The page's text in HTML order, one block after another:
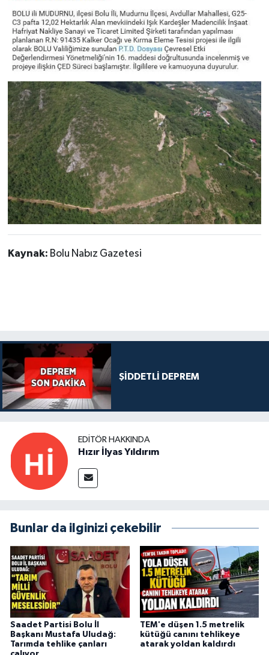
Kaynak: Bolu Nabız Gazetesi
ŞİDDETLİ DEPREM
EDITÖR HAKKINDA
Hızır İlyas Yıldırım
Bunlar da ilginizi çekebilir
Saadet Partisi Bolu İl
Başkanı Mustafa Uludağ:
Tarımda tehlike çanları
TEM'e düşen 1.5 metrelik
kütüğü canını tehlikeye
atarak yoldan kaldırdı